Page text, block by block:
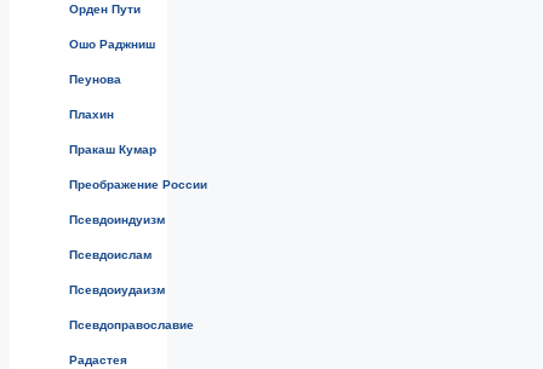
Орден Пути
Ошо Раджниш
Пеунова
Плахин
Пракаш Кумар
Преображение России
Псевдоиндуизм
Псевдоислам
Псевдоиудаизм
Псевдоправославие
Радастея